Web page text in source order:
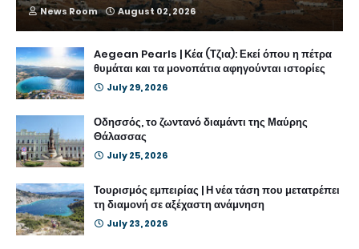
News Room August 02, 2026
Aegean Pearls | Κέα (Τζια): Εκεί όπου η πέτρα
θυμάται και τα μονοπάτια αφηγούνται ιστορίες
July 29, 2026
Οδησσός, το ζωντανό διαμάντι της Μαύρης
Θάλασσας
July 25, 2026
Τουρισμός εμπειρίας | Η νέα τάση που μετατρέπει
τη διαμονή σε αξέχαστη ανάμνηση
July 23, 2026